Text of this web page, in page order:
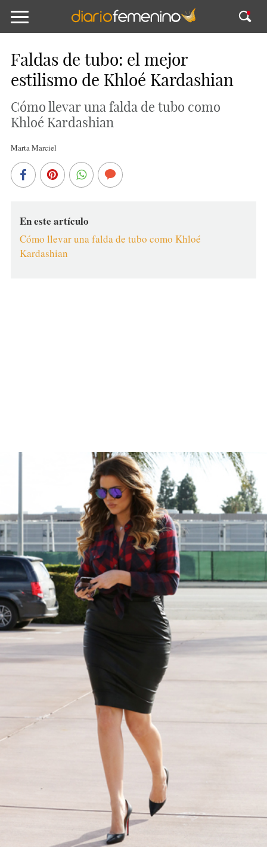
Faldas de tubo: el mejor
estilismo de Khloé Kardashian
Cómo llevar una falda de tubo como
Khloé Kardashian
Marta Marciel
En este artículo
Cómo llevar una falda de tubo como Khloé
Kardashian